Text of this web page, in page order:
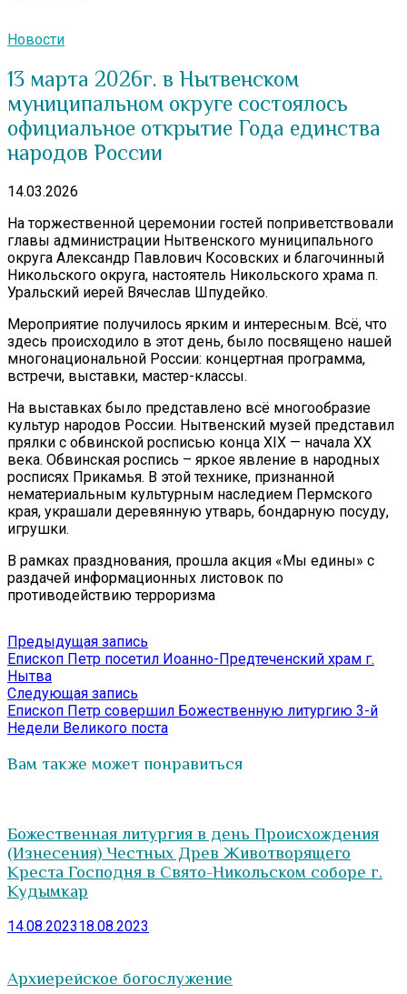
Новости
13 марта 2026г. в Нытвенском
муниципальном округе состоялось
официальное открытие Года единства
народов России
14.03.2026
На торжественной церемонии гостей поприветствовали
главы администрации Нытвенского муниципального
округа Александр Павлович Косовских и благочинный
Никольского округа, настоятель Никольского храма п.
Уральский иерей Вячеслав Шпудейко.
Мероприятие получилось ярким и интересным. Всё, что
здесь происходило в этот день, было посвящено нашей
многонациональной России: концертная программа,
встречи, выставки, мастер-классы.
На выставках было представлено всё многообразие
культур народов России. Нытвенский музей представил
прялки с обвинской росписью конца XIX — начала XX
века. Обвинская роспись – яркое явление в народных
росписях Прикамья. В этой технике, признанной
нематериальным культурным наследием Пермского
края, украшали деревянную утварь, бондарную посуду,
игрушки.
В рамках празднования, прошла акция «Мы едины» с
раздачей информационных листовок по
противодействию терроризма
Навигация
по
записям
Предыдущая запись
запись:
Епископ Петр посетил Иоанно-Предтеченский храм г.
Нытва
Следующая запись
запись:
Епископ Петр совершил Божественную литургию 3-й
Недели Великого поста
Вам также может понравиться
Божественная литургия в день Происхождения
(Изнесения) Честных Древ Животворящего
Креста Господня в Свято-Никольском соборе г.
Кудымкар
14.08.202318.08.2023
Архиерейское богослужение